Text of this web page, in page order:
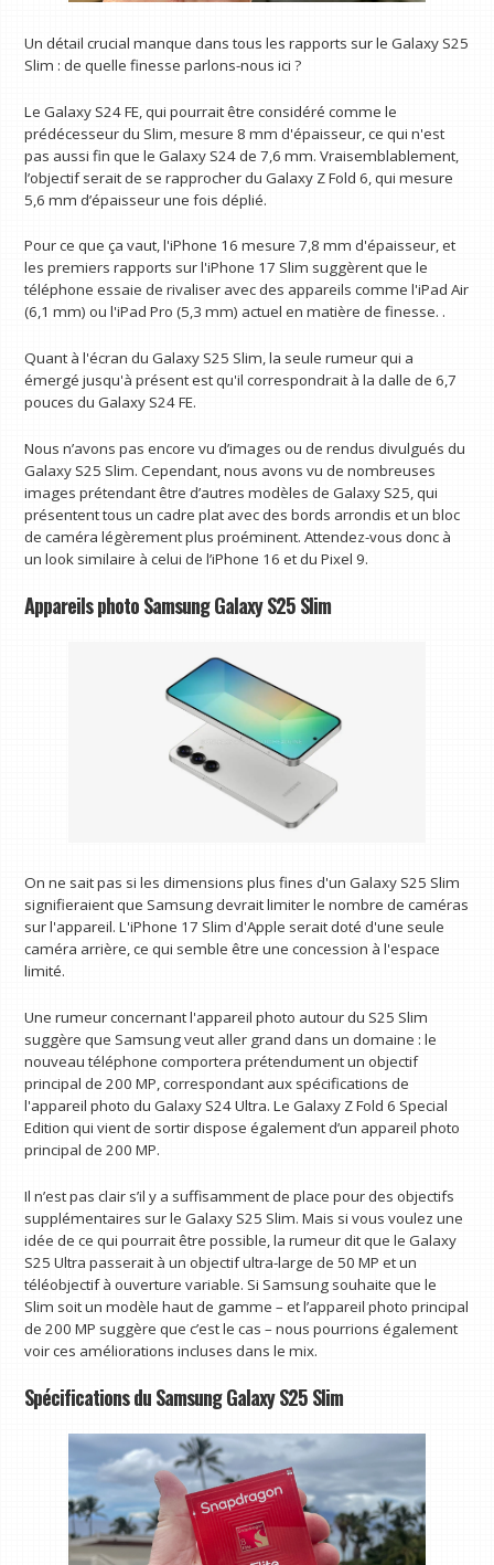
Un détail crucial manque dans tous les rapports sur le Galaxy S25
Slim : de quelle finesse parlons-nous ici ?
Le Galaxy S24 FE, qui pourrait être considéré comme le
prédécesseur du Slim, mesure 8 mm d'épaisseur, ce qui n'est
pas aussi fin que le Galaxy S24 de 7,6 mm. Vraisemblablement,
l’objectif serait de se rapprocher du Galaxy Z Fold 6, qui mesure
5,6 mm d’épaisseur une fois déplié.
Pour ce que ça vaut, l'iPhone 16 mesure 7,8 mm d'épaisseur, et
les premiers rapports sur l'iPhone 17 Slim suggèrent que le
téléphone essaie de rivaliser avec des appareils comme l'iPad Air
(6,1 mm) ou l'iPad Pro (5,3 mm) actuel en matière de finesse. .
Quant à l'écran du Galaxy S25 Slim, la seule rumeur qui a
émergé jusqu'à présent est qu'il correspondrait à la dalle de 6,7
pouces du Galaxy S24 FE.
Nous n’avons pas encore vu d’images ou de rendus divulgués du
Galaxy S25 Slim. Cependant, nous avons vu de nombreuses
images prétendant être d’autres modèles de Galaxy S25, qui
présentent tous un cadre plat avec des bords arrondis et un bloc
de caméra légèrement plus proéminent. Attendez-vous donc à
un look similaire à celui de l’iPhone 16 et du Pixel 9.
Appareils photo Samsung Galaxy S25 Slim
On ne sait pas si les dimensions plus fines d'un Galaxy S25 Slim
signifieraient que Samsung devrait limiter le nombre de caméras
sur l'appareil. L'iPhone 17 Slim d'Apple serait doté d'une seule
caméra arrière, ce qui semble être une concession à l'espace
limité.
Une rumeur concernant l'appareil photo autour du S25 Slim
suggère que Samsung veut aller grand dans un domaine : le
nouveau téléphone comportera prétendument un objectif
principal de 200 MP, correspondant aux spécifications de
l'appareil photo du Galaxy S24 Ultra. Le Galaxy Z Fold 6 Special
Edition qui vient de sortir dispose également d’un appareil photo
principal de 200 MP.
Il n’est pas clair s’il y a suffisamment de place pour des objectifs
supplémentaires sur le Galaxy S25 Slim. Mais si vous voulez une
idée de ce qui pourrait être possible, la rumeur dit que le Galaxy
S25 Ultra passerait à un objectif ultra-large de 50 MP et un
téléobjectif à ouverture variable. Si Samsung souhaite que le
Slim soit un modèle haut de gamme – et l’appareil photo principal
de 200 MP suggère que c’est le cas – nous pourrions également
voir ces améliorations incluses dans le mix.
Spécifications du Samsung Galaxy S25 Slim